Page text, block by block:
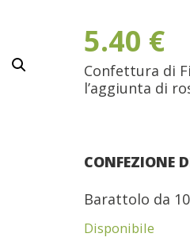
5.40 €
Confettura di
l’aggiunta di
CONFEZIONE
Barattolo da
Disponibile